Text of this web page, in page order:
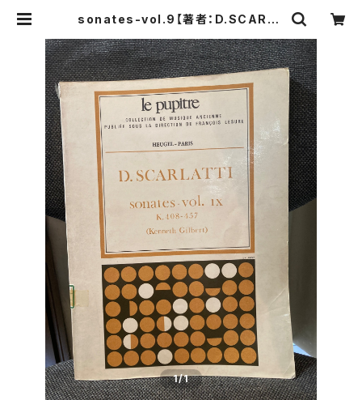
sonates-vol.9【著者：D.SCARLA
年 | Birds' Tale Collective
1/1